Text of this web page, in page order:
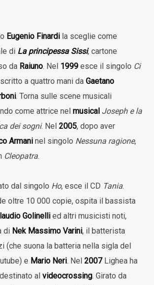
Eugenio Finardila sceglie come
di La principessa Sissi, cartone
da Raiuno. Nel 1999esce il singolo Ci
a quattro mani da Gaetano
. Torna sulle scene musicali
come attrice nel musical Joseph e la
dei sogni. Nel 2005, dopo aver
Armaninel singolo Nessuna ragione,
Cleopatra.
dal singolo Ho, esce il CD Tania.
oltre 10 000 copie, ospita il bassista
Golinellied altri musicisti noti,
di Nek Massimo Varini, il batterista
(che suona la batteria nella sigla del
e Mario Neri. Nel 2007Lighea ha
al videocrossing. Girato da